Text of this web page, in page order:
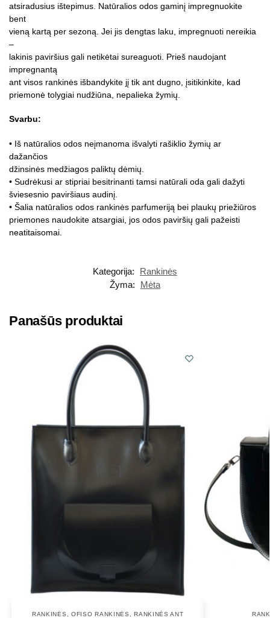
atsiradusius ištepimus. Natūralios odos gaminį impregnuokite
bent
vieną kartą per sezoną. Jei jis dengtas laku, impregnuoti nereikia
–
lakinis paviršius gali netikėtai sureaguoti. Prieš naudojant
impregnantą
ant visos rankinės išbandykite jį tik ant dugno, įsitikinkite, kad
priemonė tolygiai nudžiūna, nepalieka žymių.
Svarbu:
• Iš natūralios odos neįmanoma išvalyti rašiklio žymių ar
dažančios
džinsinės medžiagos paliktų dėmių.
• Sudrėkusi ar stipriai besitrinanti tamsi natūrali oda gali dažyti
šviesesnio paviršiaus audinį.
• Šalia natūralios odos rankinės parfumeriją bei plaukų priežiūros
priemones naudokite atsargiai, jos odos paviršių gali pažeisti
neatitaisomai.
Kategorija:
Rankinės
Žyma:
Mėta
Panašūs produktai
RANKINĖS OFISO RANKINĖS ,RANKINĖS ANT